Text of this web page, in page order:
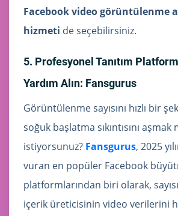
Facebook video görüntülenme
hizmeti de seçebilirsiniz.
5. Profesyonel Tanıtım
Yardım Alın: Fansgurus
Görüntülenme sayısını hızlı bir
soğuk başlatma sıkıntısını aşmak
istiyorsunuz? Fansgurus, 2025
vuran en popüler Facebook
platformlarından biri olarak,
içerik üreticisinin video verilerini